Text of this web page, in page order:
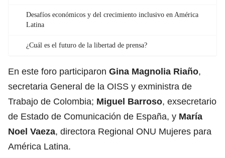
Desafíos económicos y del crecimiento inclusivo en América
Latina
¿Cuál es el futuro de la libertad de prensa?
En este foro participaron Gina Magnolia Riaño,
secretaria General de la OISS y exministra de
Trabajo de Colombia; Miguel Barroso, exsecretario
de Estado de Comunicación de España, y María
Noel Vaeza, directora Regional ONU Mujeres para
América Latina.